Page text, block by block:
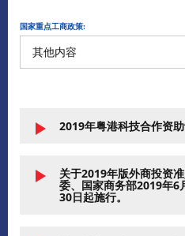
国家重点工商政策:
其他内容
2019年粤港科技合作资
关于2019年版外商投资
委、国家商务部2019年6
30日起施行。